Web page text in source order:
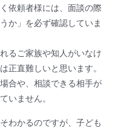
依頼者様には、面談の際
か」を必ず確認していま
るご家族や知人がいなけ
正直難しいと思います。
合や、相談できる相手が
いません。
わかるのですが、子ども